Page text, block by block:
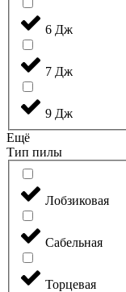
6 Дж
7 Дж
9 Дж
Ещё
Тип пилы
Лобзиковая
Сабельная
Торцевая